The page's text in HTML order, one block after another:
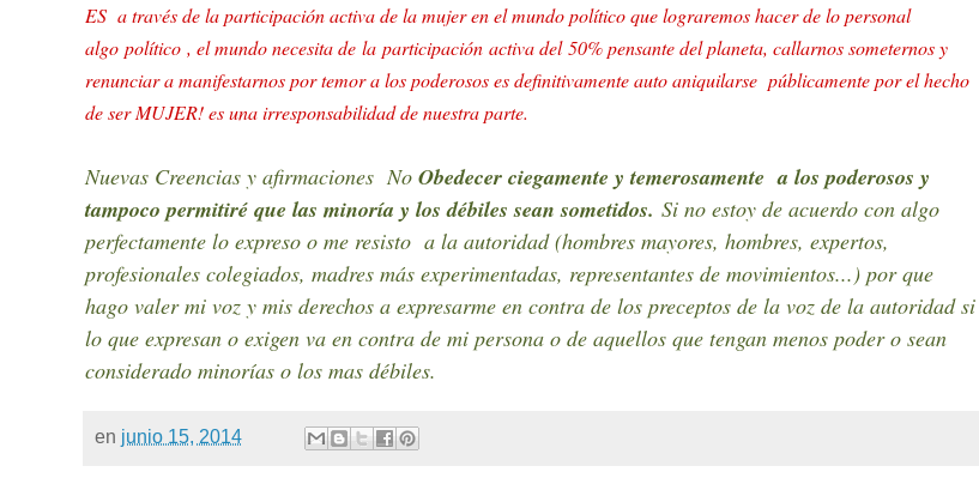
ES a través de la participación activa de la mujer en el mundo político que lograremos hacer de lo personal
algo político , el mundo necesita de la participación activa del 50% pensante del planeta, callarnos someternos y
renunciar a manifestarnos por temor a los poderosos es definitivamente auto aniquilarse públicamente por el hecho
de ser MUJER! es una irresponsabilidad de nuestra parte.
Nuevas Creencias y afirmaciones No Obedecer ciegamente y temerosamente a los poderosos y
tampoco permitiré que las minoría y los débiles sean sometidos. Si no estoy de acuerdo con algo
perfectamente lo expreso o me resisto a la autoridad (hombres mayores, hombres, expertos,
profesionales colegiados, madres más experimentadas, representantes de movimientos...) por que
hago valer mi voz y mis derechos a expresarme en contra de los preceptos de la voz de la autoridad si
lo que expresan o exigen va en contra de mi persona o de aquellos que tengan menos poder o sean
considerado minorías o los mas débiles.
en junio 15, 2014